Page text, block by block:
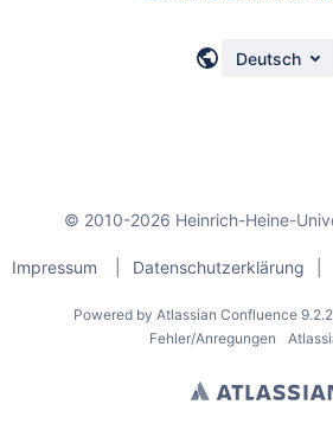
Deutsch
© 2010-2026 Heinrich-Heine-
Impressum Datenschutzerklärung
Powered by Atlassian Confluence
Fehler/Anregungen